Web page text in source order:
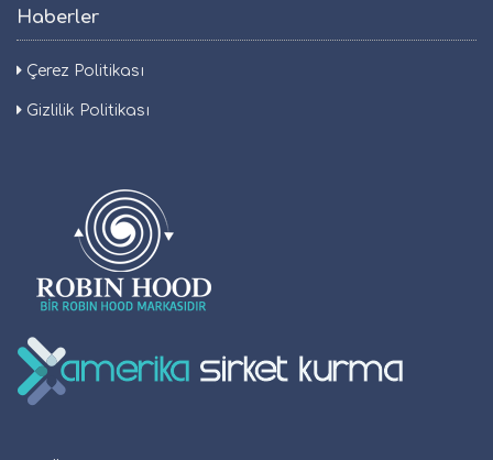
Haberler
Çerez Politikası
Gizlilik Politikası